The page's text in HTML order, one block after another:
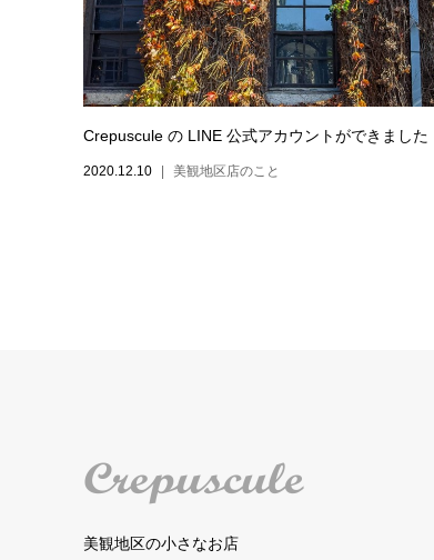
Crepuscule の LINE 公式アカウントができました
2020.12.10 美観地区店のこと
美観地区の小さなお店